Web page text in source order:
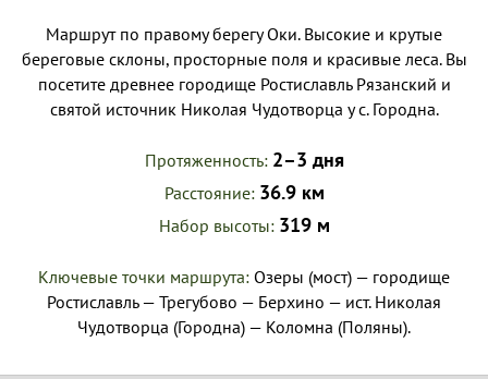
Маршрут по правому берегу Оки. Высокие и крутые
береговые склоны, просторные поля и красивые леса. Вы
посетите древнее городище Ростиславль Рязанский и
святой источник Николая Чудотворца у с. Городна.
Протяженность 2–3 дня
Расстояние 36.9 км
Набор высоты 319 м
Ключевые точки маршрута: Озеры (мост) — городище
Ростиславль — Трегубово — Берхино — ист. Николая
Чудотворца (Городна) — Коломна (Поляны).